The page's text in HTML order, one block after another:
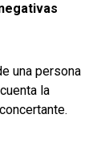
una persona
la